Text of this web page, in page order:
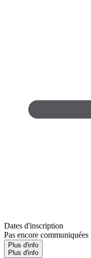
Dates d'inscription
Pas encore communiquées
Plus d'info
Plus d'info